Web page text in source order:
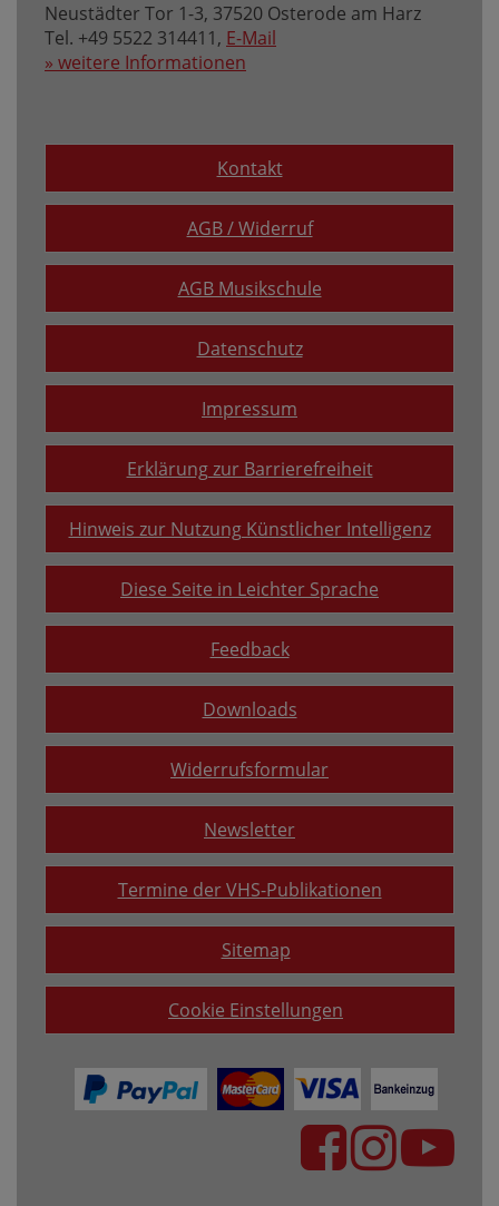
Neustädter Tor 1-3, 37520 Osterode am Harz
Tel. +49 5522 314411, E-Mail
» weitere Informationen
Kontakt
AGB / Widerruf
AGB Musikschule
Datenschutz
Impressum
Erklärung zur Barrierefreiheit
Hinweis zur Nutzung Künstlicher Intelligenz
Diese Seite in Leichter Sprache
Feedback
Downloads
Widerrufsformular
Newsletter
Termine der VHS-Publikationen
Sitemap
Cookie Einstellungen